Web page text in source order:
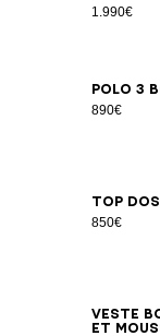
1.990€
Polo 3
890€
Top
850€
Veste
et